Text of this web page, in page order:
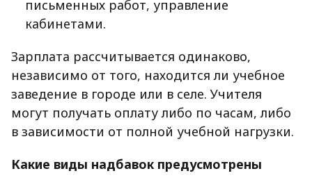
письменных работ, управление
кабинетами.
Зарплата рассчитывается одинаково,
независимо от того, находится ли учебное
заведение в городе или в селе. Учителя
могут получать оплату либо по часам, либо
в зависимости от полной учебной нагрузки.
Какие виды надбавок предусмотрены